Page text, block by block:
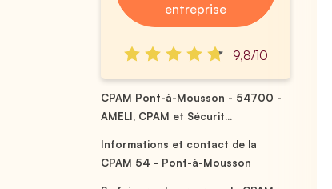
entreprise
9,8/10
CPAM Pont-à-Mousson - 54700 -
AMELI, CPAM et Sécurit...
Informations et contact de la
CPAM 54 - Pont-à-Mousson